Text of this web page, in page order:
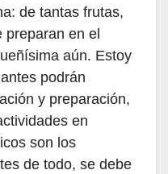
de tantas frutas,
en el
aún. Estoy
podrán
y preparación,
en
son los
de todo, se debe